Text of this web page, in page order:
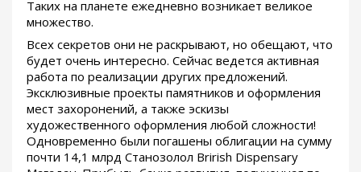
Таких на планете ежедневно возникает великое
множество.
Всех секретов они не раскрывают, но обещают, что
будет очень интересно. Сейчас ведется активная
работа по реализации других предложений.
Эксклюзивные проекты памятников и оформления
мест захоронений, а также эскизы
художественного оформления любой сложности!
Одновременно были погашены облигации на сумму
почти 14,1 млрд Станозолол Brirish Dispensary